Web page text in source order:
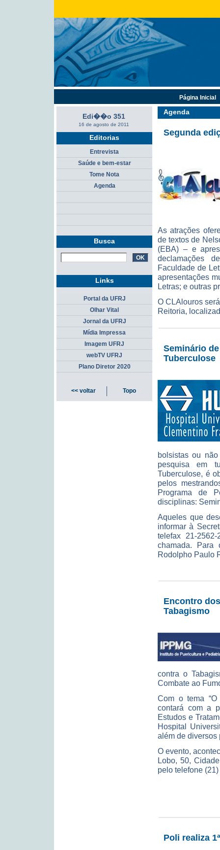
Agenda
Segunda
As atrações
de textos de
(EBA) – e
declamações
Faculdade de
apresentações
Letras; e outras
O CLAlouros
Reitoria,
Seminário
Tuberculose
bolsistas ou
pesquisa em
Tuberculose, é
pelos
Programa de
disciplinas:
Aqueles que
informar à
telefax 21-
chamada. Para
Rodolpho Paulo
Encontro
Tabagismo
contra o
Combate ao
Com o tema
contará com a
Estudos e
Hospital
além de diversos
O evento,
Lobo, 50,
pelo telefone
Poli realiza
Edi��o 351
16 de agosto de 2011
Editorias
Entrevista
Saúde e bem-estar
Tome Nota
Agenda
Busca
Página Inicial
Links
Portal da UFRJ
Olhar Vital
Jornal da UFRJ
Mídia Impressa
Imagem UFRJ
webTV UFRJ
Plano Diretor 2020
<< voltar Topo